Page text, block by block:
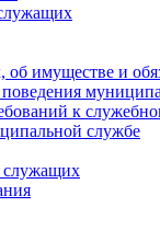
об имуществе и
к
службе
служащих